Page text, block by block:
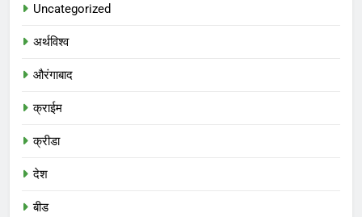
Uncategorized
अर्थविश्व
औरंगाबाद
क्राईम
क्रीडा
देश
बीड